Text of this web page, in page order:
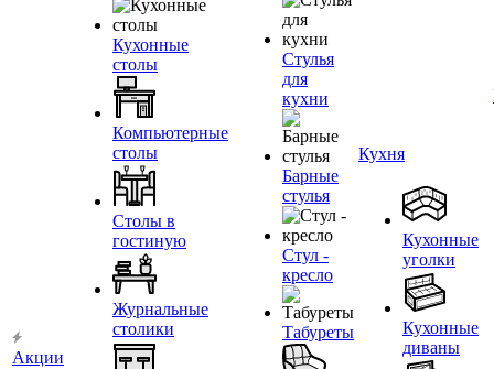
Акции
Кухонные
столы
Компьютерные
столы
Столы в
гостиную
Журнальные
столики
Стулья
для
кухни
Барные
стулья
Стул -
кресло
Табуреты
Кухня
Кухонные
уголки
Кухонные
диваны